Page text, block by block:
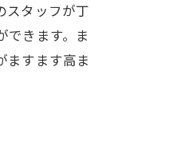
スタッフが丁
できます。ま
ますます高ま